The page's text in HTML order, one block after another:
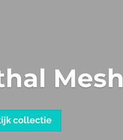
Mesh
collectie